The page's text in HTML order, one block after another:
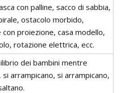
con palline, sacco di sabbia,
ostacolo morbido,
proiezione, casa modello,
rotazione elettrica, ecc.
dei bambini mentre
arrampicano, si arrampicano,